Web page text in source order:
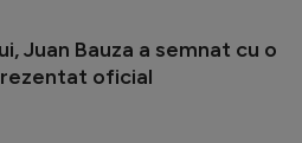
Juan Bauza a semnat cu o
oficial